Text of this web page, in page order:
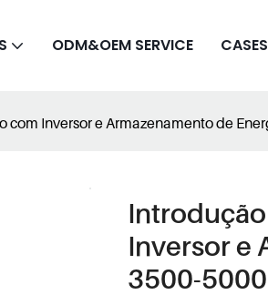
ODM&OEM SERVICE CASES
Inversor e Armazenamento de
Inversor e
3500-